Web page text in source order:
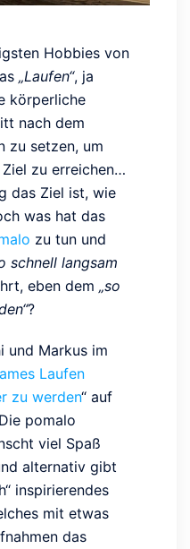
Hobbies von
„Laufen“, ja
körperliche
nach dem
zu setzen, um
zu erreichen…
das Ziel ist, wie
was hat das
zu tun und
schnell langsam
eben dem „so
?
und Markus im
Laufen
zu werden“ auf
pomalo
viel Spaß
alternativ gibt
inspirierendes
mit etwas
das